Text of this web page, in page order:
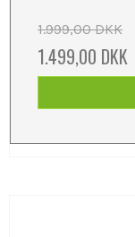
1.999,00 DKK
1.499,00 DKK